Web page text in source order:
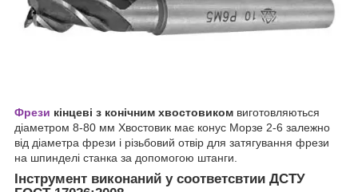
Фрези кінцеві з конічним хвостовиком виготовляються
діаметром 8-80 мм Хвостовик має конус Морзе 2-6 залежно
від діаметра фрези і різьбовий отвір для затягування фрези
на шпинделі станка за допомогою штанги.
Інструмент виконаний у соответсвтии ДСТУ